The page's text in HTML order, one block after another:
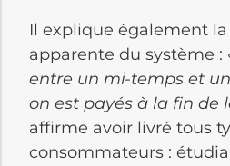
Il explique également
apparente du système :
entre un mi-temps et
on est payés à la fin de
affirme avoir livré tous
consommateurs :